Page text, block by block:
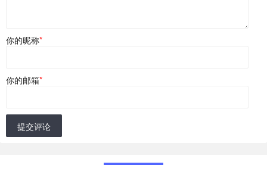
你的昵称*
你的邮箱*
提交评论